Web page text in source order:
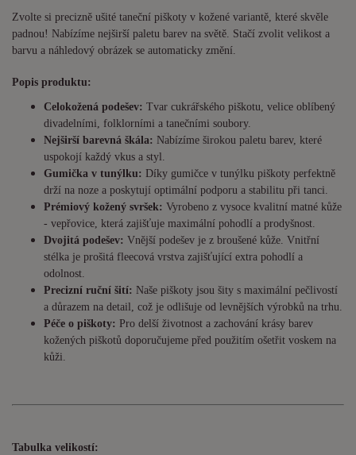
Zvolte si precizně ušité taneční piškoty v kožené variantě, které skvěle
padnou! Nabízíme nejširší paletu barev na světě. Stačí zvolit velikost a
barvu a náhledový obrázek se automaticky změní.
Popis produktu:
Celokožená podešev: Tvar cukrářského piškotu, velice oblíbený
divadelními, folklorními a tanečními soubory.
Nejširší barevná škála: Nabízíme širokou paletu barev, které
uspokojí každý vkus a styl.
Gumička v tunýlku: Díky gumičce v tunýlku piškoty perfektně
drží na noze a poskytují optimální podporu a stabilitu při tanci.
Prémiový kožený svršek: Vyrobeno z vysoce kvalitní matné kůže
- vepřovice, která zajišťuje maximální pohodlí a prodyšnost.
Dvojitá podešev: Vnější podešev je z broušené kůže. Vnitřní
stélka je prošitá fleecová vrstva zajišťující extra pohodlí a
odolnost.
Precizní ruční šití: Naše piškoty jsou šity s maximální pečlivostí
a důrazem na detail, což je odlišuje od levnějších výrobků na trhu.
Péče o piškoty: Pro delší životnost a zachování krásy barev
kožených piškotů doporučujeme před použitím ošetřit voskem na
kůži.
Tabulka velikostí: